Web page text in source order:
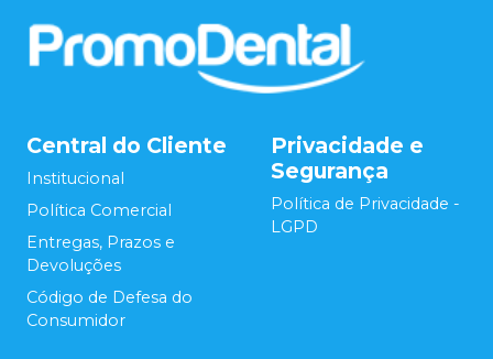
Central do Cliente
Institucional
Política Comercial
Entregas, Prazos e
Devoluções
Código de Defesa do
Consumidor
Privacidade e
Segurança
Política de Privacidade -
LGPD